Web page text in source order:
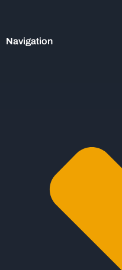
Navigation